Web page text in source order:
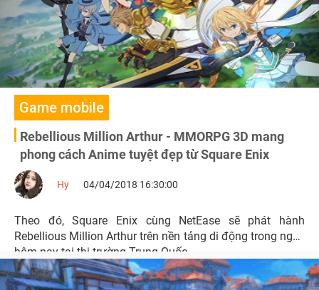
Game mobile
Rebellious Million Arthur - MMORPG 3D mang
phong cách Anime tuyệt đẹp từ Square Enix
Hy 04/04/2018 16:30:00
Theo đó, Square Enix cùng NetEase sẽ phát hành
Rebellious Million Arthur trên nền tảng di động trong ngày
hôm nay tại thị trường Trung Quốc.